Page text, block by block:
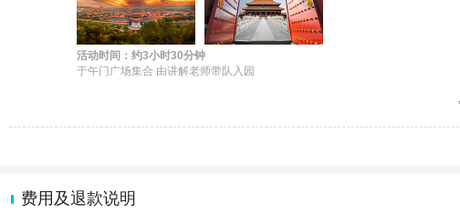
活动时间：约3小时30分钟
于午门广场集合 由讲解老师带队入园
费用及退款说明